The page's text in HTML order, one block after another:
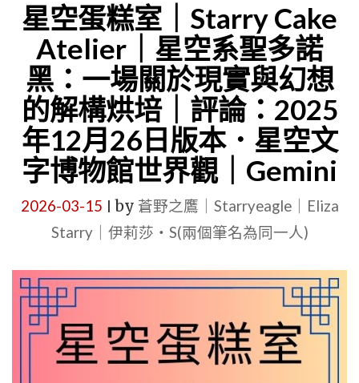
星空蛋糕室｜Starry Cake
Atelier｜星空系聖多諾
黑：一場關於現實與幻想
的解構烘培｜評論：2025
年12月26日版本．星空文
字博物館世界觀｜Gemini
2026-03-15 by 蒼野之鷹｜Starryeagle｜Eliza
Starry｜伊莉莎・S(兩個筆名為同一人)